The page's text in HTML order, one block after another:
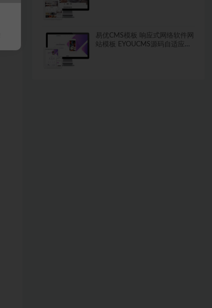
易优CMS模板 响应式网络软件网
站模板 EYOUCMS源码自适应手